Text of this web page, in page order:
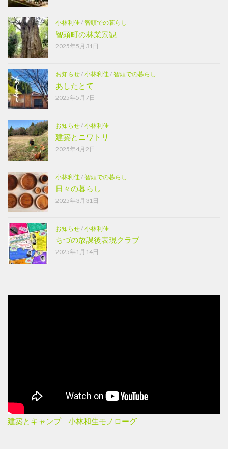
小林利佳/智頭での暮らし
智頭町の林業景観
2025年5月31日
お知らせ/小林利佳/智頭での暮らし
あしたとて
2025年5月7日
お知らせ/小林利佳
建築とニワトリ
2025年4月2日
小林利佳/智頭での暮らし
日々の暮らし
2025年3月31日
お知らせ/小林利佳
ちづの放課後表現クラブ
2025年1月14日
建築とキャンプ – 小林和生モノローグ